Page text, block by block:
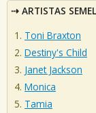
ARTISTAS
Toni Braxton
Destiny's Child
Janet Jackson
Monica
Tamia